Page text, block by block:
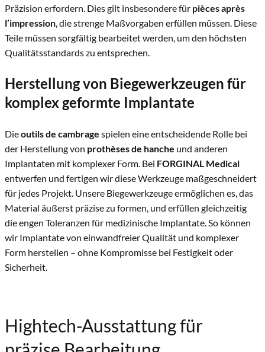
Präzision erfordern. Dies gilt insbesondere für pièces après
l’impression, die strenge Maßvorgaben erfüllen müssen. Diese
Teile müssen sorgfältig bearbeitet werden, um den höchsten
Qualitätsstandards zu entsprechen.
Herstellung von Biegewerkzeugen für
komplex geformte Implantate
Dieoutils de cambrage spielen eine entscheidende Rolle bei
der Herstellung von prothèses de hanche und anderen
Implantaten mit komplexer Form. Bei FORGINAL Medical
entwerfen und fertigen wir diese Werkzeuge maßgeschneidert
für jedes Projekt. Unsere Biegewerkzeuge ermöglichen es, das
Material äußerst präzise zu formen, und erfüllen gleichzeitig
die engen Toleranzen für medizinische Implantate. So können
wir Implantate von einwandfreier Qualität und komplexer
Form herstellen – ohne Kompromisse bei Festigkeit oder
Sicherheit.
Hightech-Ausstattung für